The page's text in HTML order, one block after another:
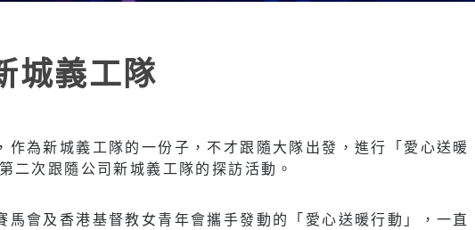
城義工隊
作為新城義工隊的一份子，不才跟隨大隊出發，進行「愛心送暖
二次跟隨公司新城義工隊的探訪活動。
馬會及香港基督教女青年會攜手發動的「愛心送暖行動」，一直